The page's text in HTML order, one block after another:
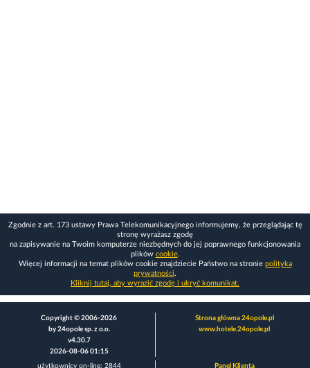
Zgodnie z art. 173 ustawy Prawa Telekomunikacyjnego informujemy, że przeglądając tę
stronę wyrażasz zgodę
na zapisywanie na Twoim komputerze niezbędnych do jej poprawnego funkcjonowania
plików cookie.
Więcej informacji na temat plików cookie znajdziecie Państwo na stronie polityka
prywatności.
Kliknij tutaj, aby wyrazić zgodę i ukryć komunikat.
Copyright © 2006-2026
by 24opole sp. z o.o.
v4.30.7
2026-08-06 01:15
Strona główna 24opole.pl
www.hotele.24opole.pl
użytkownicy on-line: 2844 Panel Klienta